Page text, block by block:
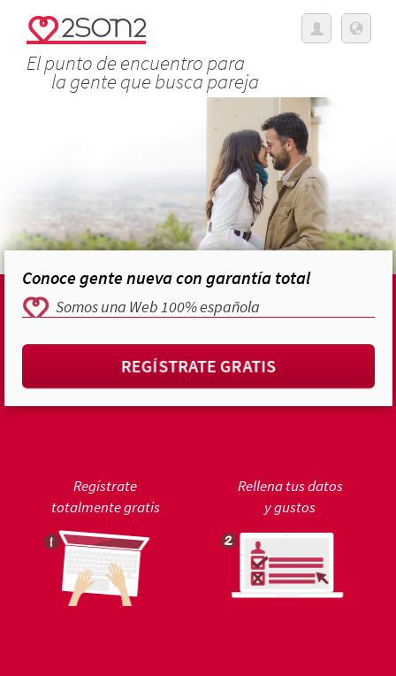
El punto de encuentro para
la gente que busca pareja
Conoce gente nueva con garantía total
Somos una Web 100% española
REGÍSTRATE GRATIS
Regístrate
totalmente gratis
Rellena tus datos
y gustos